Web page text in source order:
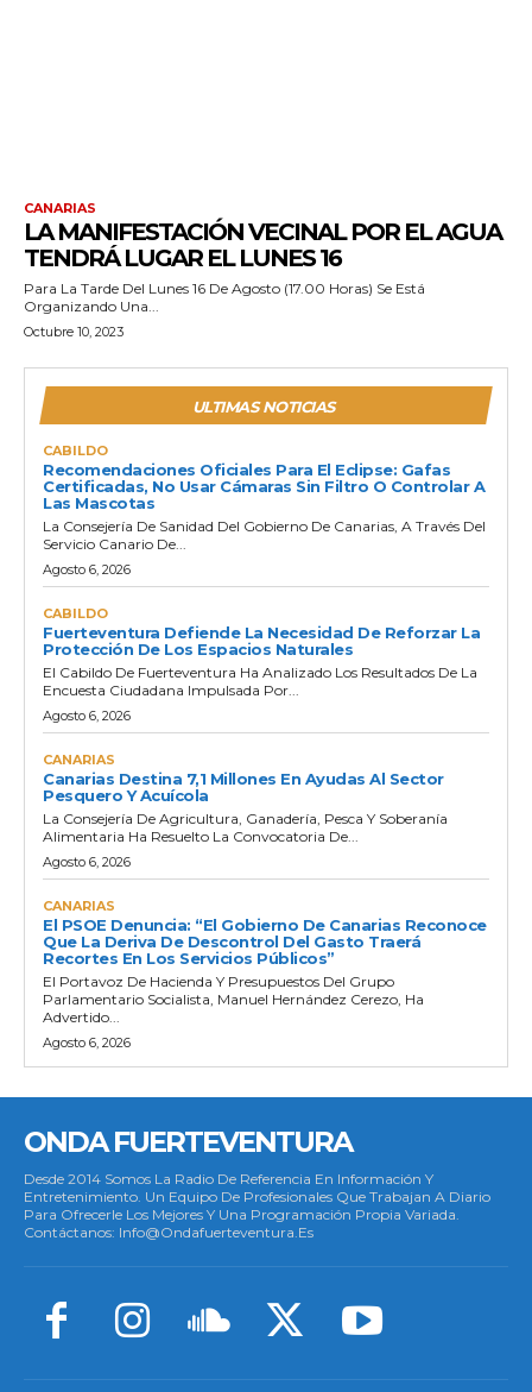
CANARIAS
LA MANIFESTACIÓN VECINAL POR EL AGUA
TENDRÁ LUGAR EL LUNES 16
Para La Tarde Del Lunes 16 De Agosto (17.00 Horas) Se Está
Organizando Una...
Octubre 10, 2023
ULTIMAS NOTICIAS
CABILDO
Recomendaciones Oficiales Para El Eclipse: Gafas
Certificadas, No Usar Cámaras Sin Filtro O Controlar A
Las Mascotas
La Consejería De Sanidad Del Gobierno De Canarias, A Través Del
Servicio Canario De...
Agosto 6, 2026
CABILDO
Fuerteventura Defiende La Necesidad De Reforzar La
Protección De Los Espacios Naturales
El Cabildo De Fuerteventura Ha Analizado Los Resultados De La
Encuesta Ciudadana Impulsada Por...
Agosto 6, 2026
CANARIAS
Canarias Destina 7,1 Millones En Ayudas Al Sector
Pesquero Y Acuícola
La Consejería De Agricultura, Ganadería, Pesca Y Soberanía
Alimentaria Ha Resuelto La Convocatoria De...
Agosto 6, 2026
CANARIAS
El PSOE Denuncia: “El Gobierno De Canarias Reconoce
Que La Deriva De Descontrol Del Gasto Traerá
Recortes En Los Servicios Públicos”
El Portavoz De Hacienda Y Presupuestos Del Grupo
Parlamentario Socialista, Manuel Hernández Cerezo, Ha
Advertido...
Agosto 6, 2026
ONDA FUERTEVENTURA
Desde 2014 Somos La Radio De Referencia En Información Y
Entretenimiento. Un Equipo De Profesionales Que Trabajan A Diario
Para Ofrecerle Los Mejores Y Una Programación Propia Variada.
Contáctanos: Info@ondafuerteventura.es